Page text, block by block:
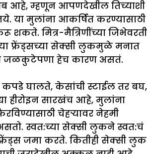
आहे, म्हणून आपणदेखील तिच्याशी
या मुलांना आकर्षित करण्यासाठी
शकते. मित्र-मैत्रिणींच्या जिभेवरती
फ्रेंड्सच्या सेक्सी लुकमुळे मनात
जळकुटेपणा हेच कारण असतं.
घालते, केसांची स्टाईल तर बघ,
हीरोइन सारखंच आहे, मुलांना
चेहऱ्यावर नेहमी
स्वत:च्या सेक्सी लुकने स्वत:चं
जमा करते. कितीही सेक्सी लुक